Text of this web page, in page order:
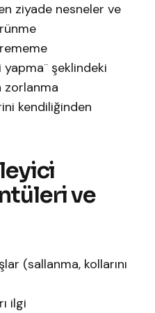
ziyade nesneler ve
yapma¨ şeklindeki
zorlanma
kendiliğinden
ve
(sallanma, kollarını
ilgi